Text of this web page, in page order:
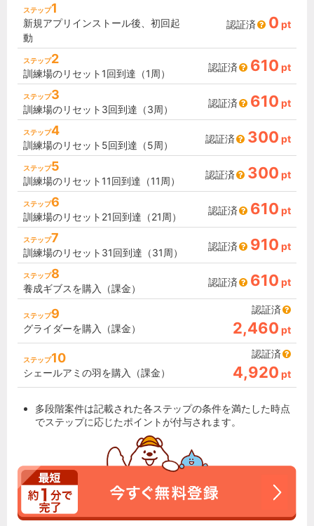
ステップ1
新規アプリインストール後、初回起
動
認証済 0 pt
ステップ2
訓練場のリセット1回到達（1周）
認証済 610 pt
ステップ3
訓練場のリセット3回到達（3周）
認証済 610 pt
ステップ4
訓練場のリセット5回到達（5周）
認証済 300 pt
ステップ5
訓練場のリセット11回到達（11周）
認証済 300 pt
ステップ6
訓練場のリセット21回到達（21周）
認証済 610 pt
ステップ7
訓練場のリセット31回到達（31周）
認証済 910 pt
ステップ8
養成ギブスを購入（課金）
認証済 610 pt
ステップ9
グライダーを購入（課金）
認証済
2,460 pt
ステップ10
シェールアミの羽を購入（課金）
認証済
4,920 pt
多段階案件は記載された各ステップの条件を満たした時点
でステップに応じたポイントが付与されます。